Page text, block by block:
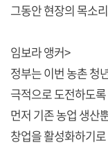
그동안 현장의 목소
임보라 앵커>
정부는 이번 농촌 청
극적으로 도전하도
먼저 기존 농업 생산
창업을 활성화하기